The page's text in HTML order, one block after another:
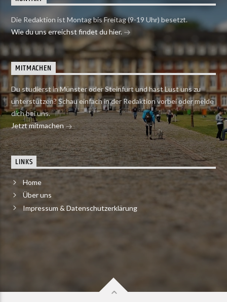
Die Redaktion ist Montag bis Freitag (9-19 Uhr) besetzt.
Wie du uns erreichst findet du hier.
MITMACHEN
Du studierst in Münster oder Steinfurt und hast Lust uns zu
unterstützen? Schau einfach in der Redaktion vorbei oder melde
dich bei uns.
Jetzt mitmachen
LINKS
Home
Über uns
Impressum & Datenschutzerklärung